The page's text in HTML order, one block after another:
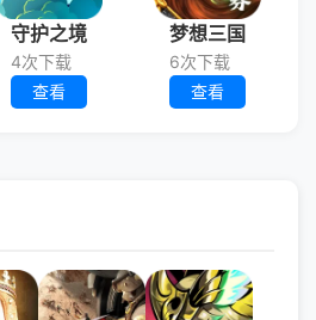
守护之境
4次下载
查看
梦想三国
6次下载
查看